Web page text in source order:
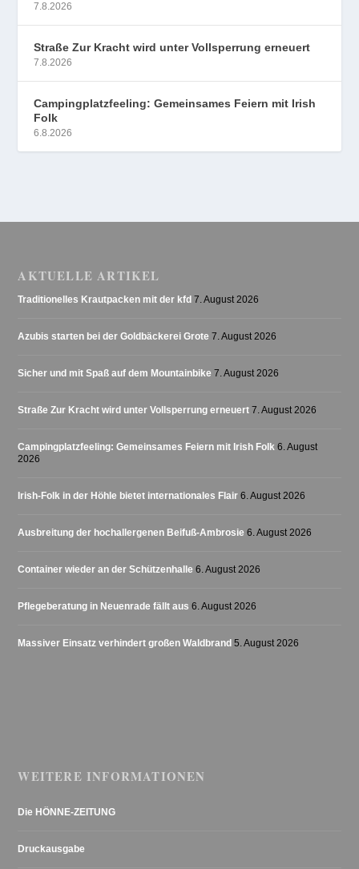
7.8.2026
Straße Zur Kracht wird unter Vollsperrung erneuert
7.8.2026
Campingplatzfeeling: Gemeinsames Feiern mit Irish
Folk
6.8.2026
AKTUELLE ARTIKEL
Traditionelles Krautpacken mit der kfd 7. August 2026
Azubis starten bei der Goldbäckerei Grote 7. August 2026
Sicher und mit Spaß auf dem Mountainbike 7. August 2026
Straße Zur Kracht wird unter Vollsperrung erneuert 7. August 2026
Campingplatzfeeling: Gemeinsames Feiern mit Irish Folk 6. August
2026
Irish-Folk in der Höhle bietet internationales Flair 6. August 2026
Ausbreitung der hochallergenen Beifuß-Ambrosie 6. August 2026
Container wieder an der Schützenhalle 6. August 2026
Pflegeberatung in Neuenrade fällt aus 6. August 2026
Massiver Einsatz verhindert großen Waldbrand 5. August 2026
WEITERE INFORMATIONEN
Die HÖNNE-ZEITUNG
Druckausgabe